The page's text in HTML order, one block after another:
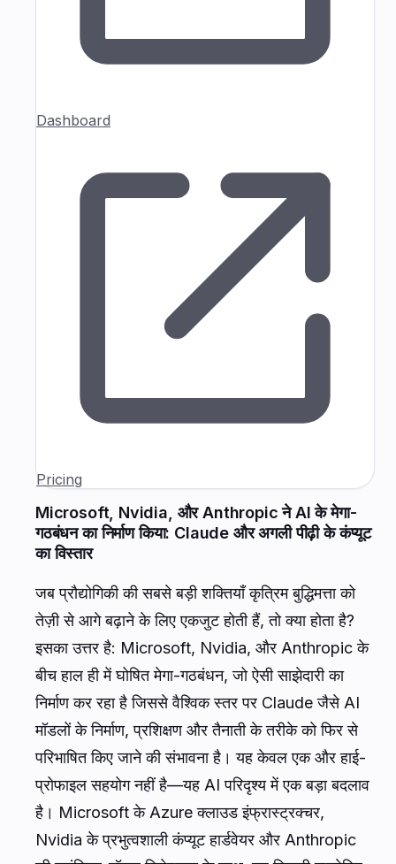
Dashboard
Pricing
Microsoft, Nvidia, और Anthropic ने AI के मेगा-
गठबंधन का निर्माण किया: Claude और अगली पीढ़ी के कंप्यूट
का विस्तार
जब प्रौद्योगिकी की सबसे बड़ी शक्तियाँ कृत्रिम बुद्धिमत्ता को
तेज़ी से आगे बढ़ाने के लिए एकजुट होती हैं, तो क्या होता है?
इसका उत्तर है: Microsoft, Nvidia, और Anthropic के
बीच हाल ही में घोषित मेगा-गठबंधन, जो ऐसी साझेदारी का
निर्माण कर रहा है जिससे वैश्विक स्तर पर Claude जैसे AI
मॉडलों के निर्माण, प्रशिक्षण और तैनाती के तरीके को फिर से
परिभाषित किए जाने की संभावना है। यह केवल एक और हाई-
प्रोफाइल सहयोग नहीं है—यह AI परिदृश्य में एक बड़ा बदलाव
है। Microsoft के Azure क्लाउड इंफ्रास्ट्रक्चर,
Nvidia के प्रभुत्वशाली कंप्यूट हार्डवेयर और Anthropic